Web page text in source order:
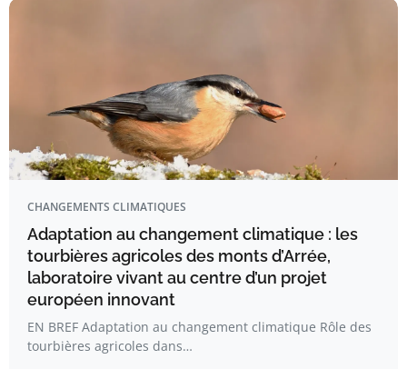
CHANGEMENTS CLIMATIQUES
Adaptation au changement climatique : les
tourbières agricoles des monts d’Arrée,
laboratoire vivant au centre d’un projet
européen innovant
EN BREF Adaptation au changement climatique Rôle des
tourbières agricoles dans…